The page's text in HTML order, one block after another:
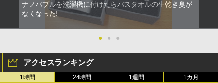
ナノバブルを洗濯機に付けたらバスタオルの生乾き臭が
なくなった!
● ● ●
アクセスランキング
1時間 24時間 1週間 1カ月